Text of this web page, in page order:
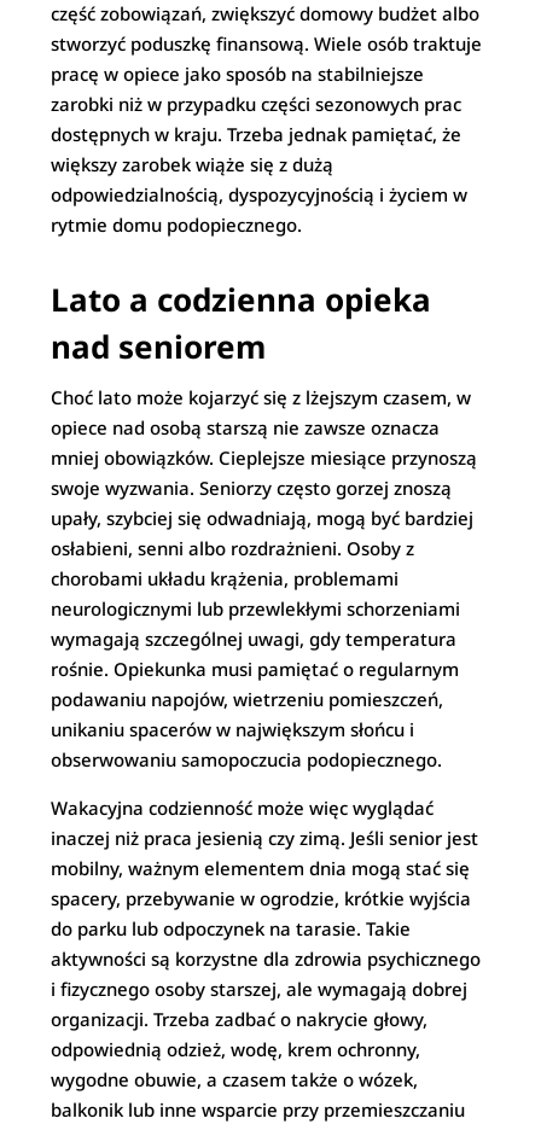
część zobowiązań, zwiększyć domowy budżet albo
stworzyć poduszkę finansową. Wiele osób traktuje
pracę w opiece jako sposób na stabilniejsze
zarobki niż w przypadku części sezonowych prac
dostępnych w kraju. Trzeba jednak pamiętać, że
większy zarobek wiąże się z dużą
odpowiedzialnością, dyspozycyjnością i życiem w
rytmie domu podopiecznego.
Lato a codzienna opieka
nad seniorem
Choć lato może kojarzyć się z lżejszym czasem, w
opiece nad osobą starszą nie zawsze oznacza
mniej obowiązków. Cieplejsze miesiące przynoszą
swoje wyzwania. Seniorzy często gorzej znoszą
upały, szybciej się odwadniają, mogą być bardziej
osłabieni, senni albo rozdrażnieni. Osoby z
chorobami układu krążenia, problemami
neurologicznymi lub przewlekłymi schorzeniami
wymagają szczególnej uwagi, gdy temperatura
rośnie. Opiekunka musi pamiętać o regularnym
podawaniu napojów, wietrzeniu pomieszczeń,
unikaniu spacerów w największym słońcu i
obserwowaniu samopoczucia podopiecznego.
Wakacyjna codzienność może więc wyglądać
inaczej niż praca jesienią czy zimą. Jeśli senior jest
mobilny, ważnym elementem dnia mogą stać się
spacery, przebywanie w ogrodzie, krótkie wyjścia
do parku lub odpoczynek na tarasie. Takie
aktywności są korzystne dla zdrowia psychicznego
i fizycznego osoby starszej, ale wymagają dobrej
organizacji. Trzeba zadbać o nakrycie głowy,
odpowiednią odzież, wodę, krem ochronny,
wygodne obuwie, a czasem także o wózek,
balkonik lub inne wsparcie przy przemieszczaniu